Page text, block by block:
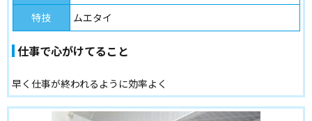
特技
ムエタイ
仕事で心がけてること
早く仕事が終われるように効率よく